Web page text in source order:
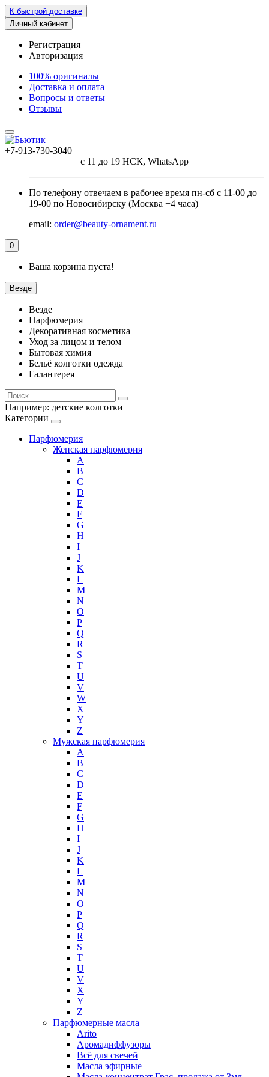
К быстрой доставке
Личный кабинет
Регистрация
Авторизация
100% оригиналы
Доставка и оплата
Вопросы и ответы
Отзывы
+7-913-730-3040
с 11 до 19 НСК, WhatsApp
По телефону отвечаем в рабочее время пн-сб с 11-00 до
19-00 по Новосибирску (Москва +4 часа)
email: order@beauty-ornament.ru
0
Ваша корзина пуста!
Везде
Везде
Парфюмерия
Декоративная косметика
Уход за лицом и телом
Бытовая химия
Бельё колготки одежда
Галантерея
Например: детские колготки
Категории
Парфюмерия
Женская парфюмерия
A
B
C
D
E
F
G
H
I
J
K
L
M
N
O
P
Q
R
S
T
U
V
W
X
Y
Z
Мужская парфюмерия
A
B
C
D
E
F
G
H
I
J
K
L
M
N
O
P
Q
R
S
T
U
V
X
Y
Z
Парфюмерные масла
Arito
Аромадиффузоры
Всё для свечей
Масла эфирные